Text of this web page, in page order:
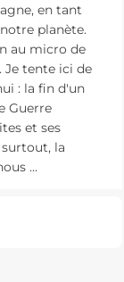
en tant
planète.
au micro de
Je tente ici de
: la fin d'un
Guerre
et ses
la
...